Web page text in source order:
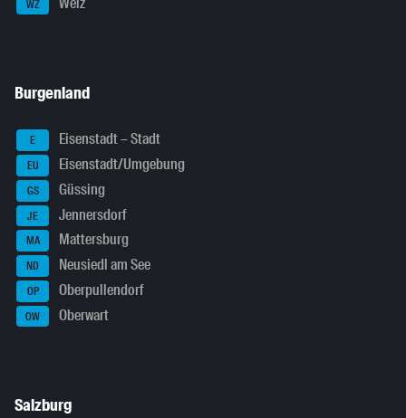
WZ
Burgenland
E Eisenstadt – Stadt
EU Eisenstadt/Umgebung
GS Güssing
JE Jennersdorf
MA Mattersburg
ND Neusiedl am See
OP Oberpullendorf
OW Oberwart
Salzburg